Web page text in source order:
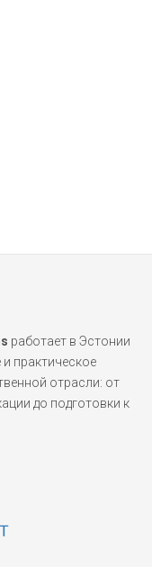
работает в Эстонии
и практическое
отрасли: от
до подготовки к